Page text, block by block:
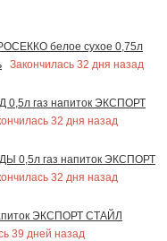
белое сухое 0,75л
Закончилась 32 дня назад
газ напиток ЭКСПОРТ
32 дня назад
0,5л газ напиток ЭКСПОРТ
32 дня назад
ЭКСПОРТ СТАЙЛ
39 дней назад